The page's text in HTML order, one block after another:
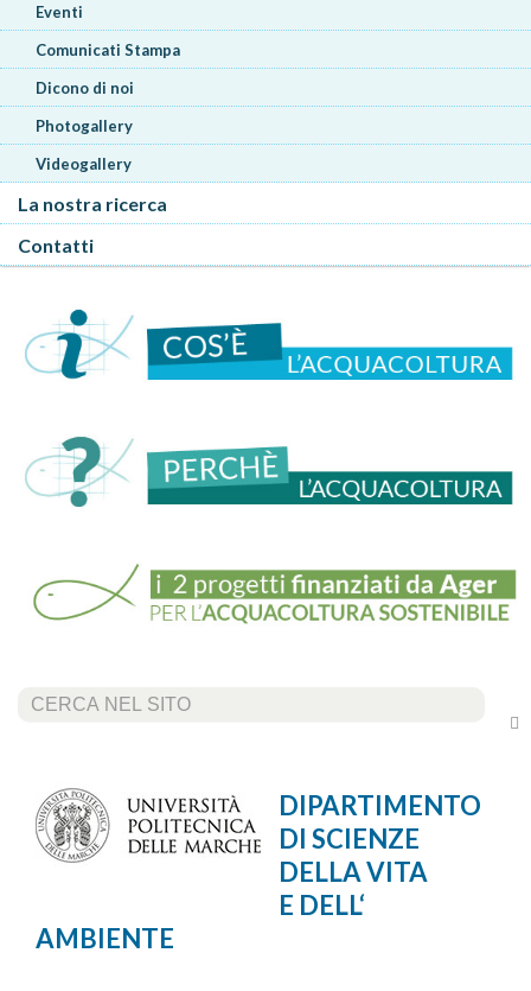
Eventi
Comunicati Stampa
Dicono di noi
Photogallery
Videogallery
La nostra ricerca
Contatti
Cerca...
DIPARTIMENTO
DI SCIENZE
DELLA VITA
E DELL‘
AMBIENTE